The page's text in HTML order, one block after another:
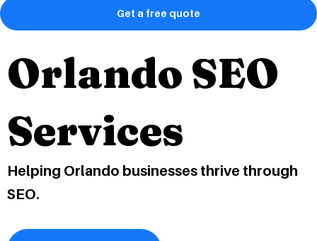
Get a free quote
Orlando SEO
Services
Helping Orlando businesses thrive through
SEO.